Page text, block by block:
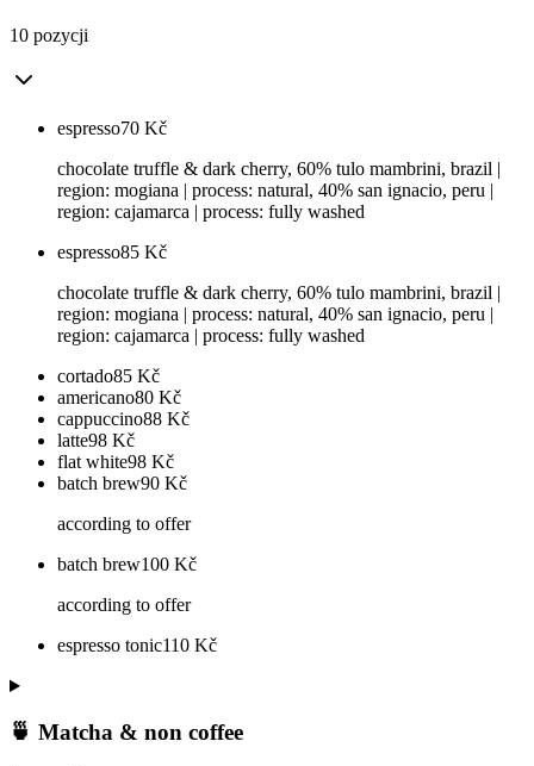
10 pozycji
espresso70 Kč
chocolate truffle & dark cherry, 60% tulo mambrini, brazil |
region: mogiana | process: natural, 40% san ignacio, peru |
region: cajamarca | process: fully washed
espresso85 Kč
chocolate truffle & dark cherry, 60% tulo mambrini, brazil |
region: mogiana | process: natural, 40% san ignacio, peru |
region: cajamarca | process: fully washed
cortado85 Kč
americano80 Kč
cappuccino88 Kč
latte98 Kč
flat white98 Kč
batch brew90 Kč
according to offer
batch brew100 Kč
according to offer
espresso tonic110 Kč
🍵 Matcha & non coffee